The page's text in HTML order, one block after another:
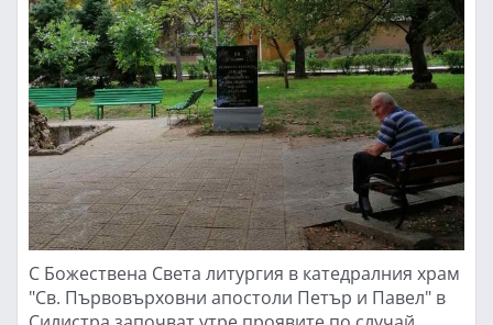
С Божествена Света литургия в катедралния храм
"Св. Първовърховни апостоли Петър и Павел" в